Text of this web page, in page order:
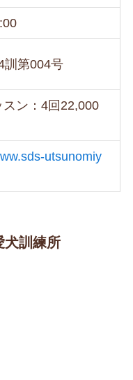
訓第004号
スン：4回22,000
utsunomiy
犬訓練所